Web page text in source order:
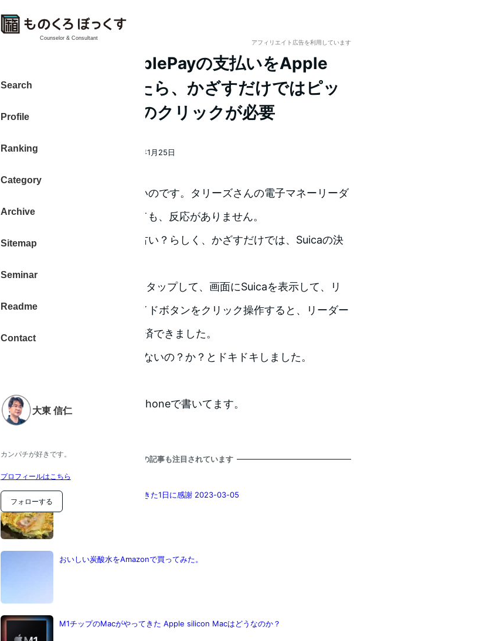
Counselor & Consultant
Search
Profile
Ranking
Category
Archive
Sitemap
Seminar
Readme
Contact
大東 信仁
カンパチが好きです。
プロフィールはこちら
フォローする
アフィリエイト広告を利用しています
タリーズさんでApplePayの支払いをApple
Watchでやってみたら、かざすだけではピッ
と鳴らない ボタンのクリックが必要
2018年1月25日
者
大東 信仁（ものくろ）
リーダーが「ピッ」と鳴らないのです。タリーズさんの電子マネーリーダ
ーに、Apple Watchをかざしても、反応がありません。
どうやら、リーダーの仕様が古い？らしく、かざすだけでは、Suicaの決
Apple WatchのWalletアプリをタップして、画面にSuicaを表示して、リ
ーダーにかざして、側面のサイドボタンをクリック操作すると、リーダー
が「ピッ」と鳴り、Suicaで決済できました。
いやはや、Suicaの残高が足りないの？か？とドキドキしました。
この記事は、PressSyncにてiPhoneで書いてます。
こちらの記事も注目されています
色々と活動をたくさんできた1日に感謝 2023-03-05
おいしい炭酸水をAmazonで買ってみた。
M1チップのMacがやってきた Apple silicon Macはどうなのか？